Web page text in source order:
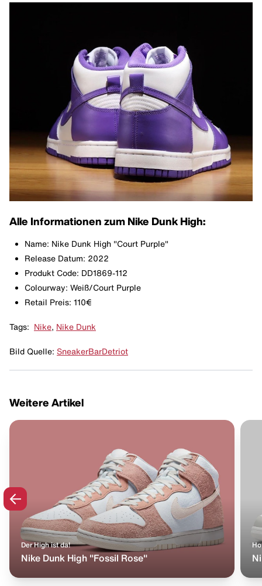
Alle Informationen zum Nike Dunk High:
Name: Nike Dunk High "Court Purple"
Release Datum: 2022
Produkt Code: DD1869-112
Colourway: Weiß/Court Purple
Retail Preis: 110€
Tags: Nike, Nike Dunk
Bild Quelle: SneakerBarDetriot
Weitere Artikel
Der High ist da!
Nike Dunk High "Fossil Rose"